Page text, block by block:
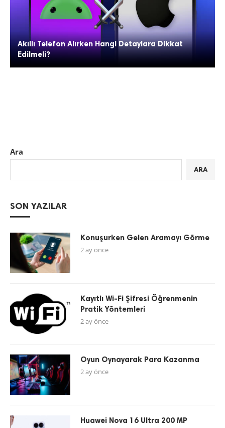
Akıllı Telefon Alırken Hangi Detaylara Dikkat
Edilmeli?
Ara
ARA
SON YAZILAR
Konuşurken Gelen Aramayı Görme
2 ay önce
Kayıtlı Wi-Fi Şifresi Öğrenmenin
Pratik Yöntemleri
2 ay önce
Oyun Oynayarak Para Kazanma
2 ay önce
Huawei Nova 16 Ultra 200 MP